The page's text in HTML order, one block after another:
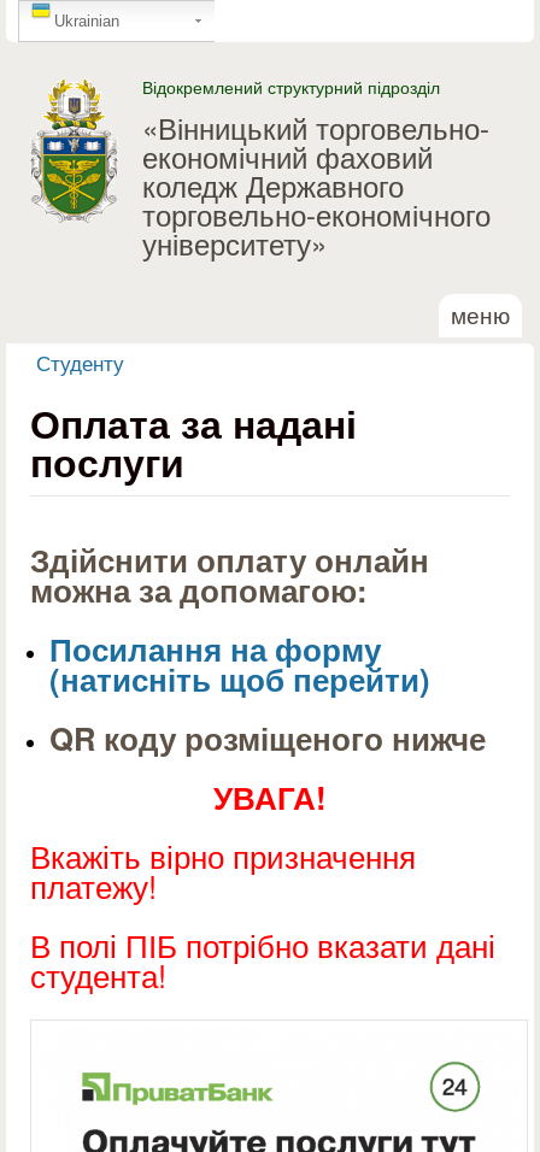
Перейти до основного
GTranslate
Ukrainian
Відокремлений структурний підрозділ
«Вінницький торговельно-
економічний фаховий
коледж Державного
торговельно-економічного
університету»
меню
Ви є тут
Студенту
Оплата за надані
послуги
Здійснити оплату онлайн
можна за допомагою:
Посилання на форму
(натисніть щоб перейти)
QR коду розміщеного нижче
УВАГА!
Вкажіть вірно призначення
платежу!
В полі ПІБ потрібно вказати дані
студента!